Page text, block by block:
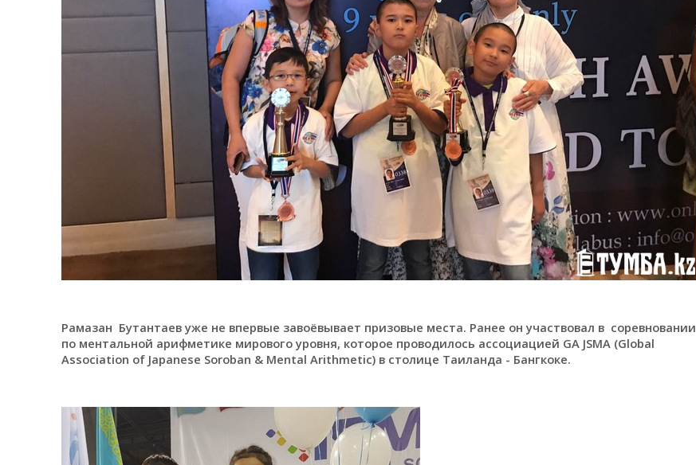
Рамазан Бутантаев уже не впервые завоёвывает призовые места. Ранее он участвовал в соревновании
по ментальной арифметике мирового уровня, которое проводилось ассоциацией GA JSMA (Global
Association of Japanese Soroban & Mental Arithmetic) в столице Таиланда - Бангкоке.